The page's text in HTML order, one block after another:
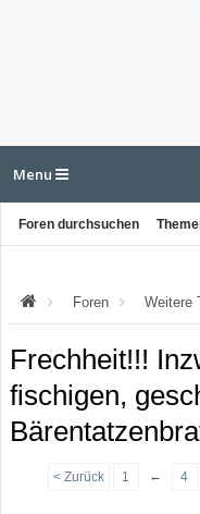
Menu
Foren durchsuchen
Foren Weitere
Frechheit!!!
fischigen,
< Zurück 1 ← 4